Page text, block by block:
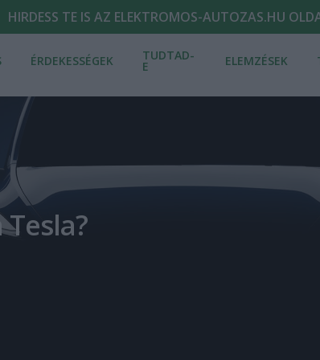
HIRDESS TE IS AZ ELEKTROMOS-AUTOZAS.HU
ÉRDEKESSÉGEK TUDTAD-
E ELEMZÉSEK